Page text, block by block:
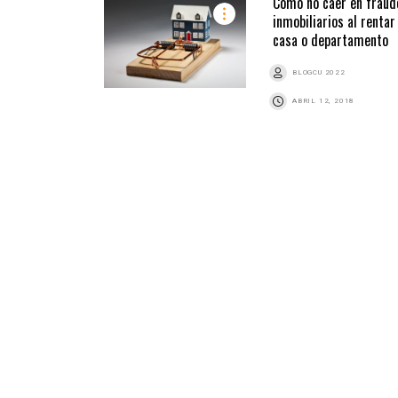
inmobiliarios al rentar
casa o departamento
BLOGCU 2022
ABRIL 12, 2018